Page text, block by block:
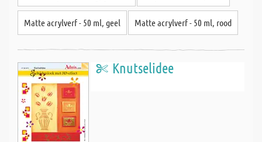
Matte acrylverf - 50 ml, geel Matte acrylverf - 50 ml, rood
Knutselidee